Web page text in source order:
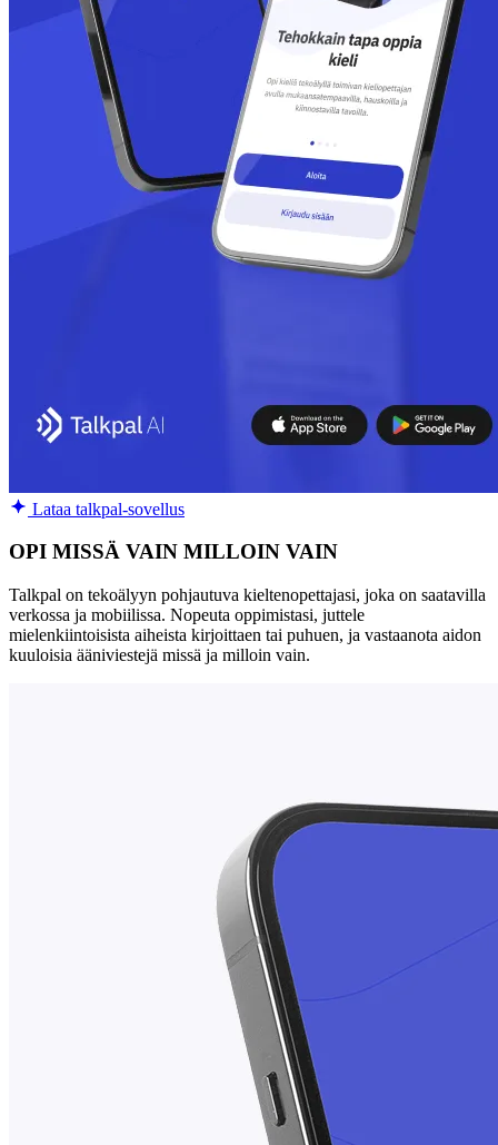
Lataa talkpal-sovellus
OPI MISSÄ VAIN MILLOIN VAIN
Talkpal on tekoälyyn pohjautuva kieltenopettajasi, joka on saatavilla
verkossa ja mobiilissa. Nopeuta oppimistasi, juttele
mielenkiintoisista aiheista kirjoittaen tai puhuen, ja vastaanota aidon
kuuloisia ääniviestejä missä ja milloin vain.